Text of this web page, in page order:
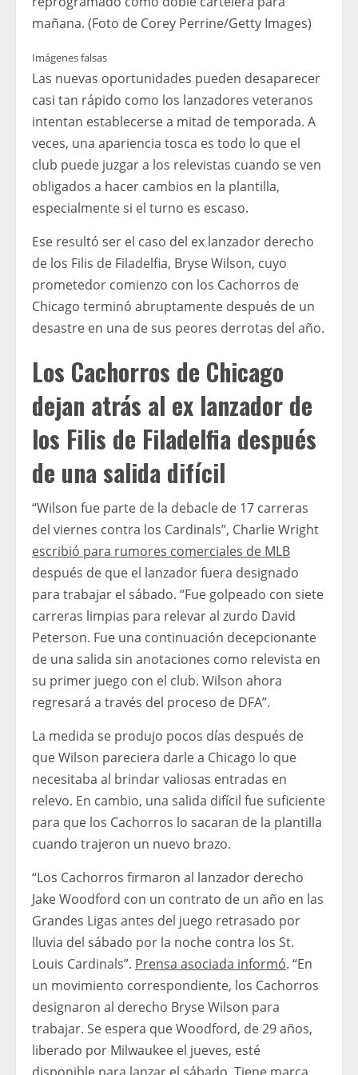
mañana. (Foto de Corey Perrine/Getty Images)
Imágenes falsas
Las nuevas oportunidades pueden desaparecer
casi tan rápido como los lanzadores veteranos
intentan establecerse a mitad de temporada. A
veces, una apariencia tosca es todo lo que el
club puede juzgar a los relevistas cuando se ven
obligados a hacer cambios en la plantilla,
especialmente si el turno es escaso.
Ese resultó ser el caso del ex lanzador derecho
de los Filis de Filadelfia, Bryse Wilson, cuyo
prometedor comienzo con los Cachorros de
Chicago terminó abruptamente después de un
desastre en una de sus peores derrotas del año.
Los Cachorros de Chicago
dejan atrás al ex lanzador de
los Filis de Filadelfia después
de una salida difícil
“Wilson fue parte de la debacle de 17 carreras
del viernes contra los Cardinals”, Charlie Wright
escribió para rumores comerciales de MLB
después de que el lanzador fuera designado
para trabajar el sábado. “Fue golpeado con siete
carreras limpias para relevar al zurdo David
Peterson. Fue una continuación decepcionante
de una salida sin anotaciones como relevista en
su primer juego con el club. Wilson ahora
regresará a través del proceso de DFA”.
La medida se produjo pocos días después de
que Wilson pareciera darle a Chicago lo que
necesitaba al brindar valiosas entradas en
relevo. En cambio, una salida difícil fue suficiente
para que los Cachorros lo sacaran de la plantilla
cuando trajeron un nuevo brazo.
“Los Cachorros firmaron al lanzador derecho
Jake Woodford con un contrato de un año en las
Grandes Ligas antes del juego retrasado por
lluvia del sábado por la noche contra los St.
Louis Cardinals”. Prensa asociada informó. “En
un movimiento correspondiente, los Cachorros
designaron al derecho Bryse Wilson para
trabajar. Se espera que Woodford, de 29 años,
liberado por Milwaukee el jueves, esté